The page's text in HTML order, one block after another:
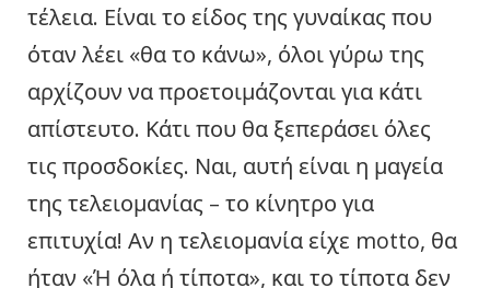
τέλεια. Είναι το είδος της γυναίκας που
όταν λέει «θα το κάνω», όλοι γύρω της
αρχίζουν να προετοιμάζονται για κάτι
απίστευτο. Κάτι που θα ξεπεράσει όλες
τις προσδοκίες. Ναι, αυτή είναι η μαγεία
της τελειομανίας – το κίνητρο για
επιτυχία! Αν η τελειομανία είχε motto, θα
ήταν «Ή όλα ή τίποτα», και το τίποτα δεν